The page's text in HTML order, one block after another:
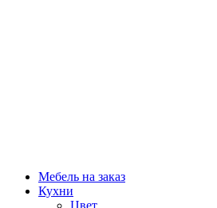
Мебель на заказ
Кухни
Цвет